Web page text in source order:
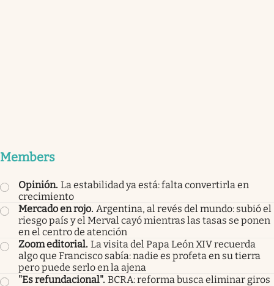
Members
Opinión. La estabilidad ya está: falta convertirla en
crecimiento
Mercado en rojo. Argentina, al revés del mundo: subió el
riesgo país y el Merval cayó mientras las tasas se ponen
en el centro de atención
Zoom editorial. La visita del Papa León XIV recuerda
algo que Francisco sabía: nadie es profeta en su tierra
pero puede serlo en la ajena
"Es refundacional". BCRA: reforma busca eliminar giros